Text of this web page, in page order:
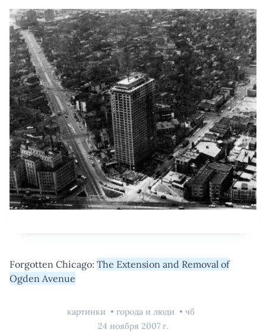
Forgotten Chicago: The Extension and Removal of
Ogden Avenue
картинки города и люди
чб
24 ноября 2007 г.